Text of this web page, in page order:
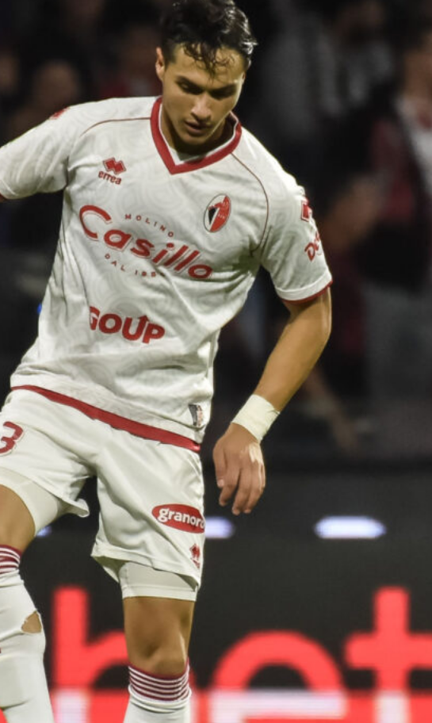
Ripescaggio in Serie B per il Bari: la
speranza è legata alla crisi della Juve
28 Maggio 2026
Futuro Bari, Leccese a De Laurentiis:
“Serve un piano industriale serio,
non siamo una seconda squadra”